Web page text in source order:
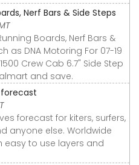
Nerf Bars & Side Steps
Boards, Nerf Bars &
as DNA Motoring For 07-19
Crew Cab 6.7" Side Step
and save.
forecast for kiters, surfers,
anyone else. Worldwide
easy to use layers and